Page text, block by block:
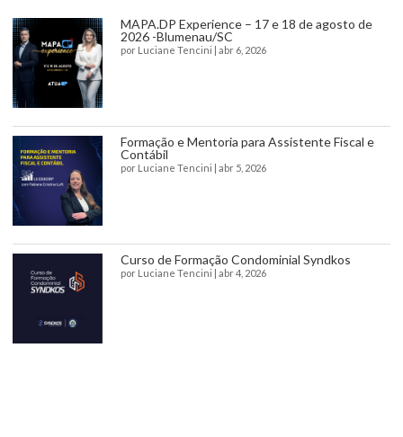
MAPA.DP Experience – 17 e 18 de agosto de
2026 -Blumenau/SC
por Luciane Tencini abr 6, 2026
Formação e Mentoria para Assistente Fiscal e
Contábil
por Luciane Tencini abr 5, 2026
Curso de Formação Condominial Syndkos
por Luciane Tencini abr 4, 2026